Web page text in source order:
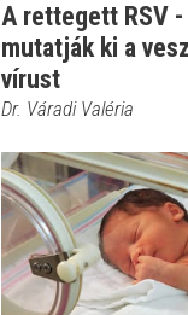
A rettegett RSV -
mutatják ki a
vírust
Dr. Váradi Valéria